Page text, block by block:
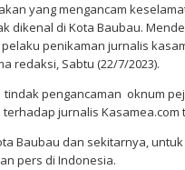
yang mengancam
dikenal di Kota Baubau.
penikaman jurnalis
redaksi, Sabtu (22/7/2023).
tindak pengancaman oknum
jurnalis
Baubau dan sekitarnya,
pers di Indonesia.